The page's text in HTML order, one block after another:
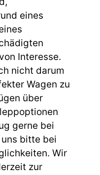
eines
Interesse.
nicht darum
Wagen zu
über
gerne bei
uns bitte bei
Wir
zur